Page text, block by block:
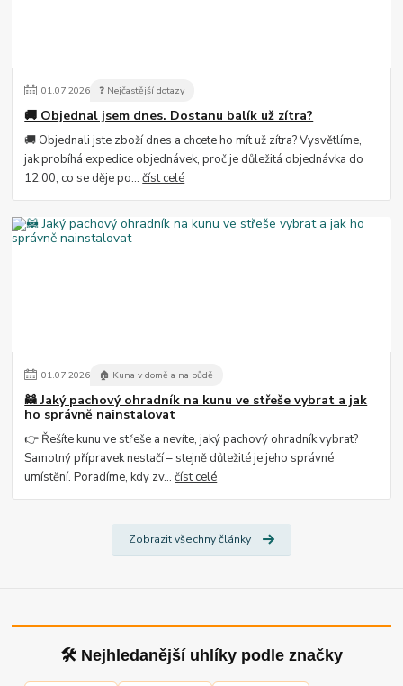
01.07.2026 ❓ Nejčastější dotazy
🚚 Objednal jsem dnes. Dostanu balík už zítra?
🚚 Objednali jste zboží dnes a chcete ho mít už zítra? Vysvětlíme,
jak probíhá expedice objednávek, proč je důležitá objednávka do
12:00, co se děje po...číst celé
01.07.2026 🏠 Kuna v domě a na půdě
🦝 Jaký pachový ohradník na kunu ve střeše vybrat a jak
ho správně nainstalovat
👉 Řešíte kunu ve střeše a nevíte, jaký pachový ohradník vybrat?
Samotný přípravek nestačí – stejně důležité je jeho správné
umístění. Poradíme, kdy zv...číst celé
Zobrazit všechny články
🛠 Nejhledanější uhlíky podle značky